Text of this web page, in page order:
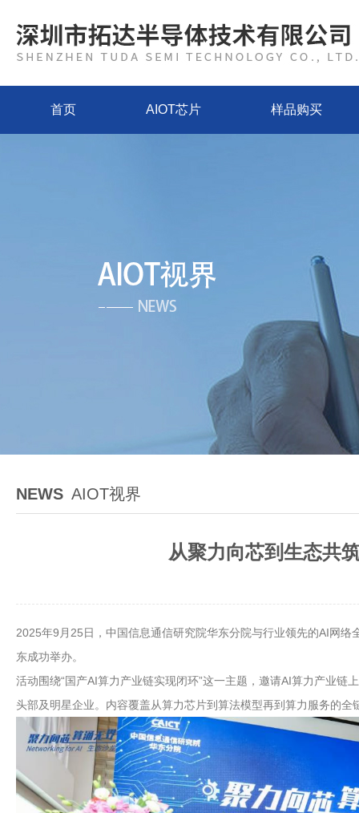
首页 AIOT芯片 样品购买
NEWS AIOT视界
从聚力向芯到生态共
2025年9月25日，中国信息通信研究院华东分院与行业领先的AI网
东成功举办。
活动围绕“国产AI算力产业链实现闭环”这一主题，邀请AI算力产业
头部及明星企业。内容覆盖从算力芯片到算法模型再到算力服务的